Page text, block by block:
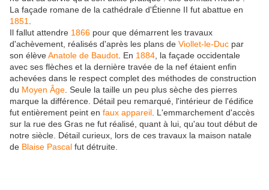
La façade romane de la cathédrale d'Étienne II fut abattue en
1851
Il fallut attendre 1866 pour que démarrent les travaux
d'achèvement, réalisés d'après les plans de Viollet-le-Duc par
son élèveAnatole de Baudot . En 1884 , la façade occidentale
avec ses flèches et la dernière travée de la nef étaient enfin
achevées dans le respect complet des méthodes de construction
du Moyen Âge . Seule la taille un peu plus sèche des pierres
marque la différence. Détail peu remarqué, l'intérieur de l'édifice
fut entièrement peint en faux appareil . L'emmarchement d'accès
sur la rue des Gras ne fut réalisé, quant à lui, qu'au tout début de
notre siècle. Détail curieux, lors de ces travaux la maison natale
de Blaise Pascal fut détruite.